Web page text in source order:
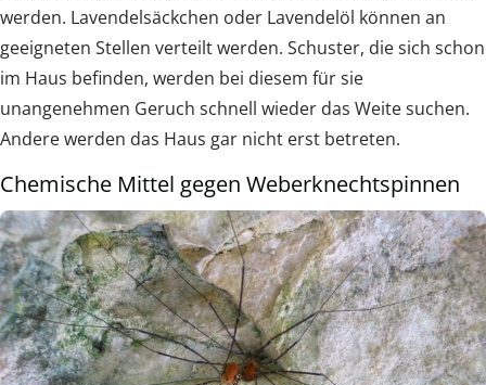
werden. Lavendelsäckchen oder Lavendelöl können an
geeigneten Stellen verteilt werden. Schuster, die sich schon
im Haus befinden, werden bei diesem für sie
unangenehmen Geruch schnell wieder das Weite suchen.
Andere werden das Haus gar nicht erst betreten.
Chemische Mittel gegen Weberknechtspinnen